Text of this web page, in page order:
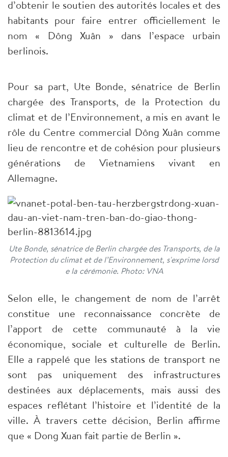
d’obtenir le soutien des autorités locales et des
habitants pour faire entrer officiellement le
nom « Dông Xuân » dans l’espace urbain
berlinois.
Pour sa part, Ute Bonde, sénatrice de Berlin
chargée des Transports, de la Protection du
climat et de l’Environnement, a mis en avant le
rôle du Centre commercial Dông Xuân comme
lieu de rencontre et de cohésion pour plusieurs
générations de Vietnamiens vivant en
Allemagne.
Ute Bonde, sénatrice de Berlin chargée des Transports, de la
Protection du climat et de l’Environnement, s'exprime lorsd
e la cérémonie. Photo: VNA
Selon elle, le changement de nom de l’arrêt
constitue une reconnaissance concrète de
l’apport de cette communauté à la vie
économique, sociale et culturelle de Berlin.
Elle a rappelé que les stations de transport ne
sont pas uniquement des infrastructures
destinées aux déplacements, mais aussi des
espaces reflétant l’histoire et l’identité de la
ville. À travers cette décision, Berlin affirme
que « Dong Xuan fait partie de Berlin ».